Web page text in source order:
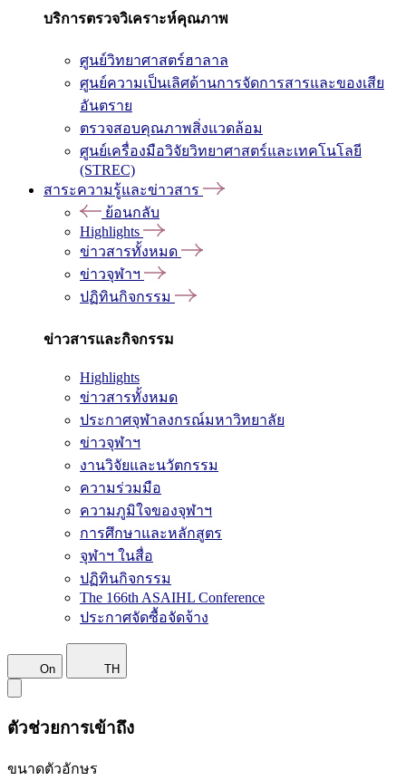
บริการตรวจวิเคราะห์คุณภาพ
ศูนย์วิทยาศาสตร์ฮาลาล
ศูนย์ความเป็นเลิศด้านการจัดการสารและของเสีย
อันตราย
ตรวจสอบคุณภาพสิ่งแวดล้อม
ศูนย์เครื่องมือวิจัยวิทยาศาสตร์และเทคโนโลยี
(STREC)
สาระความรู้และข่าวสาร
ย้อนกลับ
Highlights
ข่าวสารทั้งหมด
ข่าวจุฬาฯ
ปฏิทินกิจกรรม
ข่าวสารและกิจกรรม
Highlights
ข่าวสารทั้งหมด
ประกาศจุฬาลงกรณ์มหาวิทยาลัย
ข่าวจุฬาฯ
งานวิจัยและนวัตกรรม
ความร่วมมือ
ความภูมิใจของจุฬาฯ
การศึกษาและหลักสูตร
จุฬาฯ ในสื่อ
ปฏิทินกิจกรรม
The 166th ASAIHL Conference
ประกาศจัดซื้อจัดจ้าง
On TH
ตัวช่วยการเข้าถึง
ขนาดตัวอักษร